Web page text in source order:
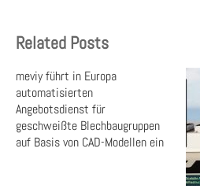
Related Posts
meviy führt in Europa
automatisierten
Angebotsdienst für
geschweißte Blechbaugruppen
auf Basis von CAD-Modellen ein